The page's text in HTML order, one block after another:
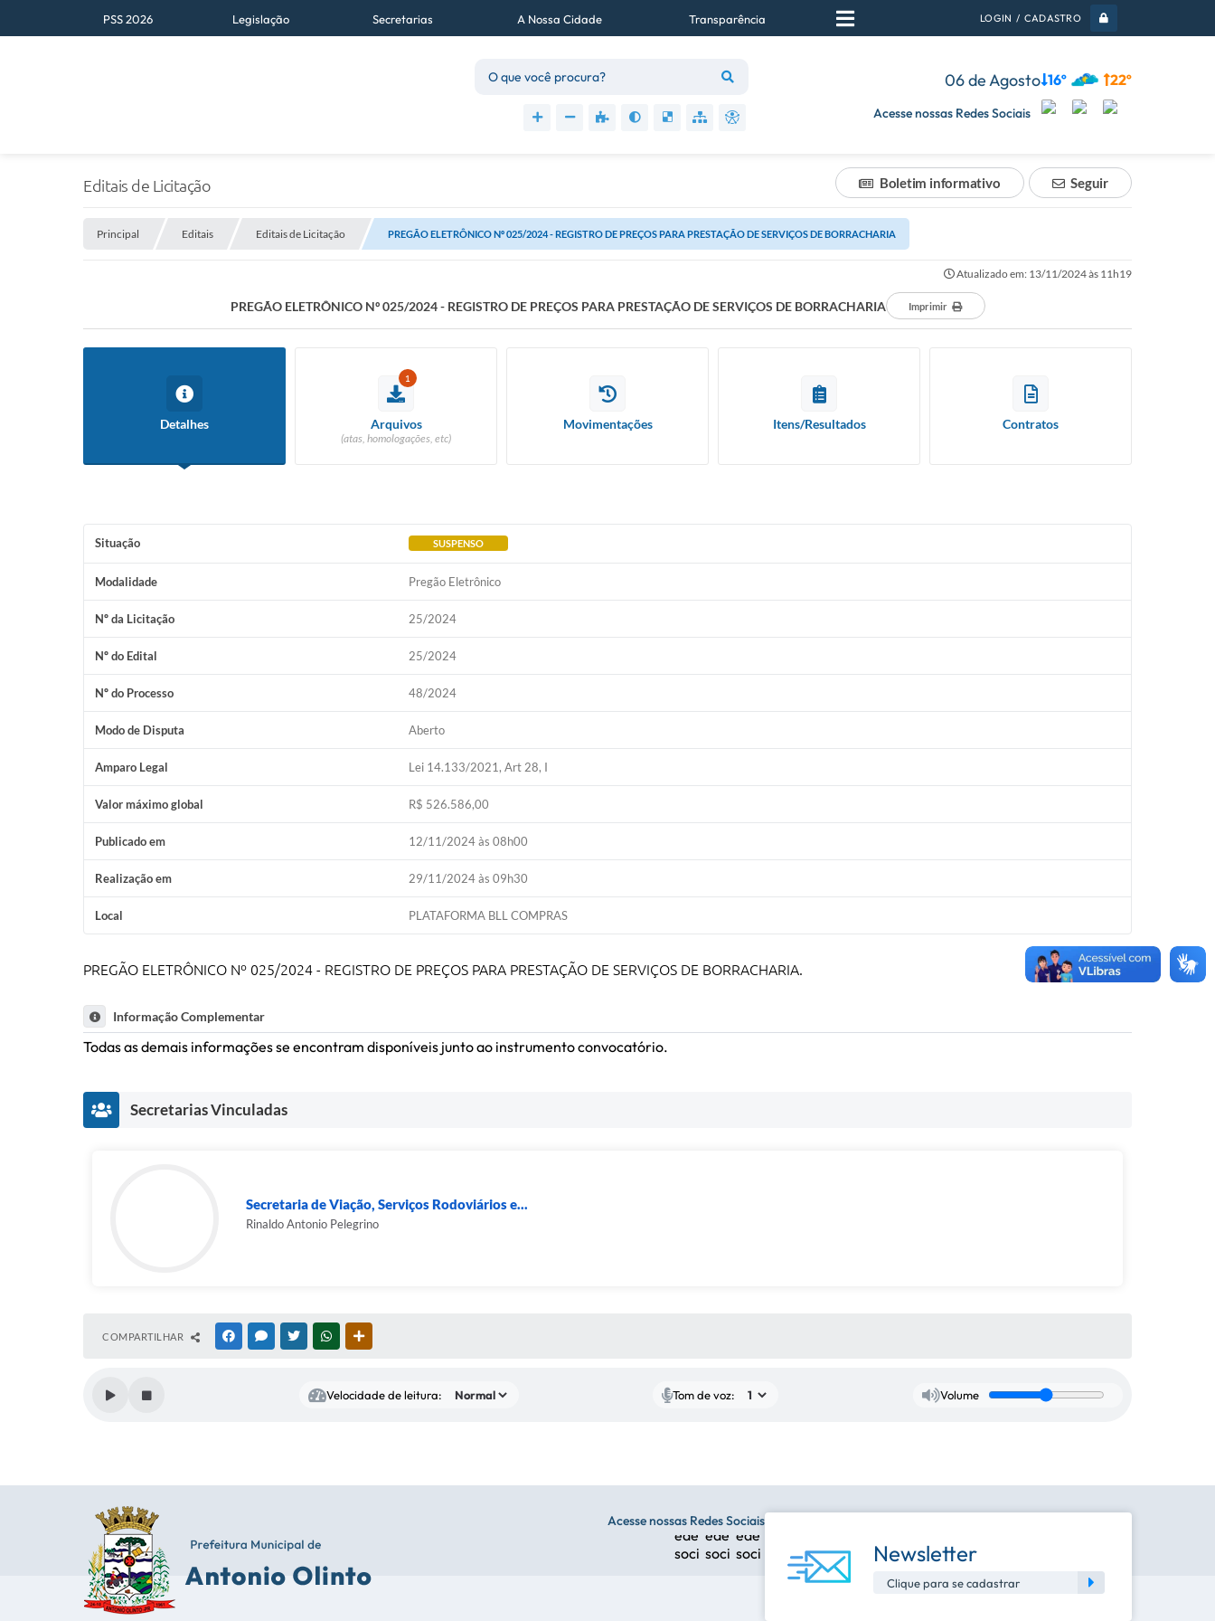
LOGIN / CADASTRO
PSS 2026 Legislação Secretarias A Nossa Cidade Transparência
06 de Agosto 16º 22º
Acesse nossas Redes Sociais
Editais de Licitação Seguir
Boletim informativo
Principal Editais Editais de Licitação PREGÃO ELETRÔNICO Nº 025/2024 - REGISTRO DE PREÇOS PARA PRESTAÇÃO DE SERVIÇOS DE BORRACHARIA
Atualizado em: 13/11/2024 às 11h19
PREGÃO ELETRÔNICO Nº 025/2024 - REGISTRO DE PREÇOS PARA PRESTAÇÃO DE SERVIÇOS DE BORRACHARIA Imprimir
Detalhes
1
Arquivos
(atas, homologações, etc)
Movimentações Itens/Resultados Contratos
Situação SUSPENSO
Modalidade Pregão Eletrônico
Nº da Licitação 25/2024
Nº do Edital 25/2024
Nº do Processo 48/2024
Modo de Disputa Aberto
Amparo Legal Lei 14.133/2021, Art 28, I
Valor máximo global R$ 526.586,00
Publicado em 12/11/2024 às 08h00
Realização em 29/11/2024 às 09h30
Local PLATAFORMA BLL COMPRAS
PREGÃO ELETRÔNICO Nº 025/2024 - REGISTRO DE PREÇOS PARA PRESTAÇÃO DE SERVIÇOS DE BORRACHARIA.
Informação Complementar
Todas as demais informações se encontram disponíveis junto ao instrumento convocatório.
Secretarias Vinculadas
Secretaria de Viação, Serviços Rodoviários e...
Rinaldo Antonio Pelegrino
COMPARTILHAR FACEBOOKMESSENGER
TWITTERWHATSAPP
Velocidade de leitura: Tom de voz: Volume
Acesse nossas Redes Sociais
Newsletter
Clique para se cadastrar